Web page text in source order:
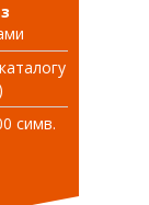
симв.